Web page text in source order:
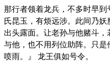
那行者领着龙兵，不多时早
氏昆玉，有烦远涉。此间乃
出头露面。让老孙与他赌斗
与他，也不用列位助阵。只
喷雨。』 龙王俱如号令。